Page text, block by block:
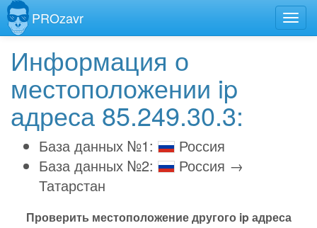
PROzavr
Информация о
местоположении ip
адреса 85.249.30.3:
База данных №1:
Россия
База данных №2:
Россия →
Татарстан
Проверить местоположение другого ip адреса